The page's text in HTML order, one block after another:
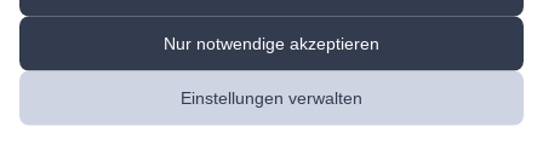
Nur notwendige akzeptieren
Einstellungen verwalten
wir mittels Links auf Internetseiten Dritter verweisen, können wir